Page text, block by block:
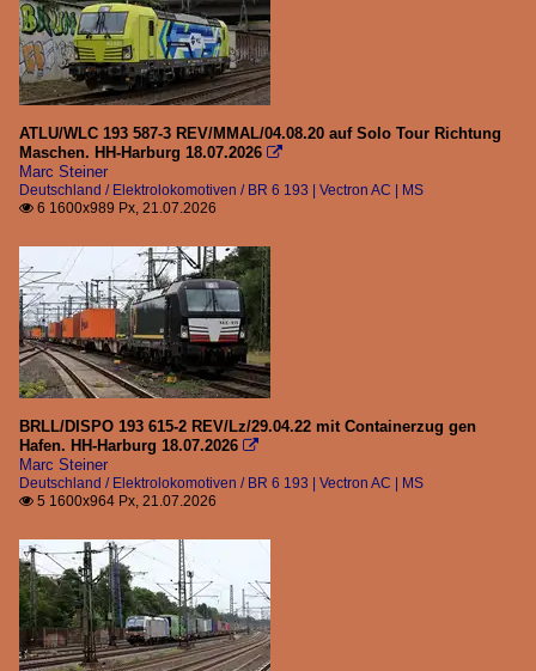
BR 6 155 | ex DR 250 | Private
BR 6 182 | ES 64 U2 | Private
BR 6 185 | Traxx F140 AC1/AC2 | DB
BR 6 185 | Traxx F140 AC1/AC2 | Private
BR 6 186 | Traxx F140 MS/MS2 | Private
BR 6 187 | Traxx F140 AC3 | Private
BR 6 192 | Smartron
BR 6 193 | Vectron AC | MS | DB
BR 7 193 | Vectron MS
Galerien
Meine "70er" Tour 2017
Rhein Tour 2021
Rhein Tour 2023
Rhein Tour 2023-1
Rhein Tour 2024-1
Rhein Tour 2025
Strecken
ATLU/WLC 193 587-3 REV/MMAL/04.08.20 auf Solo Tour Richtung
Maschen. HH-Harburg 18.07.2026 
Marc Steiner
Deutschland / Elektrolokomotiven / BR 6 193 | Vectron AC | MS
 6 1600x989 Px, 21.07.2026
BRLL/DISPO 193 615-2 REV/Lz/29.04.22 mit Containerzug gen
Hafen. HH-Harburg 18.07.2026 
Marc Steiner
Deutschland / Elektrolokomotiven / BR 6 193 | Vectron AC | MS
 5 1600x964 Px, 21.07.2026